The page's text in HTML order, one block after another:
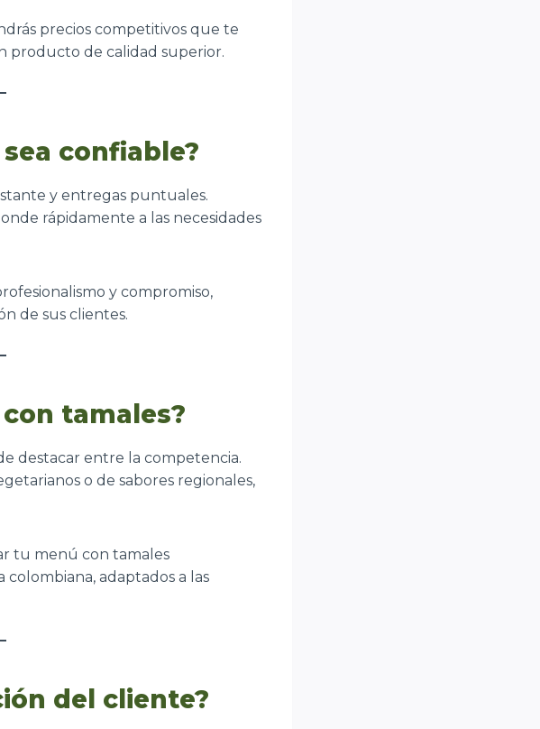
precios competitivos que te
producto de calidad superior.
confiable?
y entregas puntuales.
rápidamente a las necesidades
y compromiso,
de sus clientes.
tamales?
destacar entre la competencia.
o de sabores regionales,
tu menú con tamales
adaptados a las
del cliente?